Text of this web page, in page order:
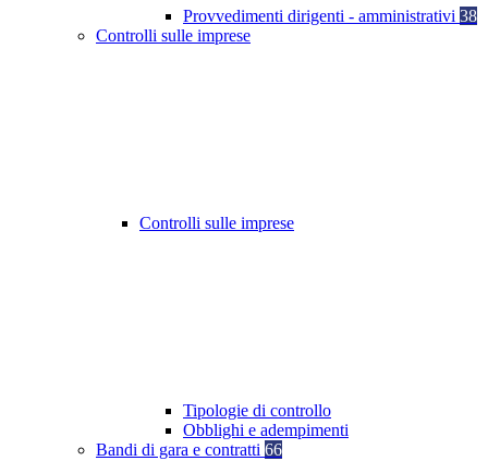
Provvedimenti dirigenti - amministrativi 38
Controlli sulle imprese
Controlli sulle imprese
Tipologie di controllo
Obblighi e adempimenti
Bandi di gara e contratti 66